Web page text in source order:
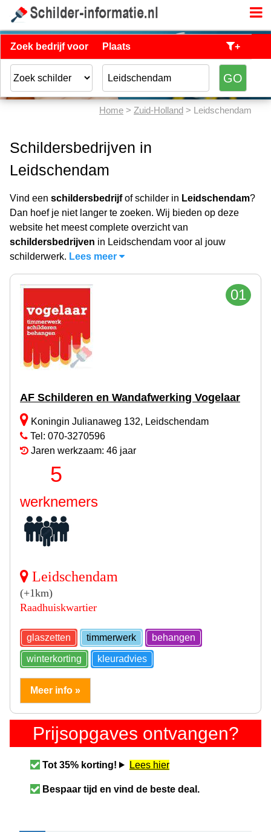
Zoek bedrijf voor Plaats +
Home > Zuid-Holland > Leidschendam
Schildersbedrijven in
Leidschendam
Vind een schildersbedrijfof schilder in Leidschendam?
Dan hoef je niet langer te zoeken. Wij bieden op deze
website het meest complete overzicht van
schildersbedrijven in Leidschendam voor al jouw
schilderwerk. Lees meer
01
AF Schilderen en Wandafwerking Vogelaar
Koningin Julianaweg 132, Leidschendam
Tel: 070-3270596
Jaren werkzaam: 46 jaar
5
werknemers
Leidschendam
(+1km)
Raadhuiskwartier
glaszetten timmerwerk behangen
winterkorting kleuradvies
Meer info »
Prijsopgaves ontvangen?
Tot 35% korting! Lees hier
Bespaar tijd en vind de beste deal.